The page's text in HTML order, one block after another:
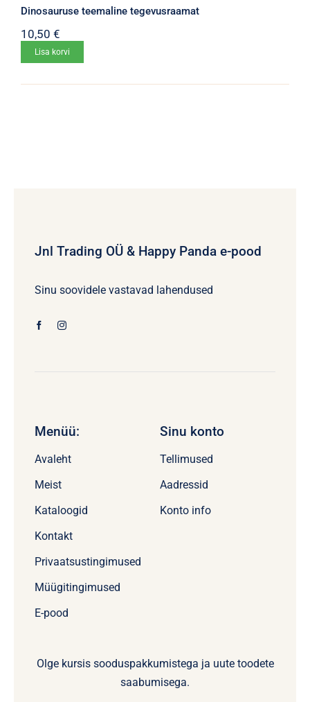
Dinosauruse teemaline tegevusraamat
10,50 €
Lisa korvi
Jnl Trading OÜ & Happy Panda e-pood
Sinu soovidele vastavad lahendused
Menüü:
Avaleht
Meist
Kataloogid
Kontakt
Privaatsustingimused
Müügitingimused
E-pood
Sinu konto
Tellimused
Aadressid
Konto info
Olge kursis sooduspakkumistega ja uute toodete
saabumisega.